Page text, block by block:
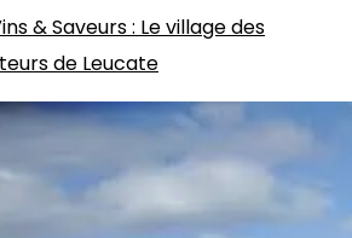
& Saveurs: Le village des
de Leucate